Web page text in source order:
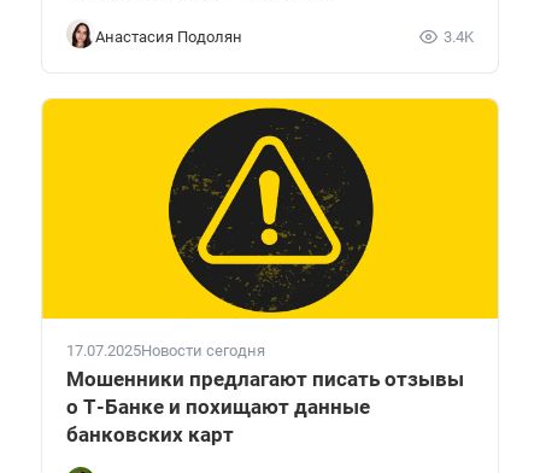
Анастасия Подолян 3.4K
17.07.2025Новости сегодня
Мошенники предлагают писать отзывы
о Т-Банке и похищают данные
банковских карт